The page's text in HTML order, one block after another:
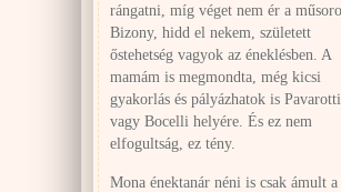
rángatni, míg véget nem ér a
Bizony, hidd el nekem, született
őstehetség vagyok az éneklésben. A
mamám is megmondta, még kicsi
gyakorlás és pályázhatok is Pavarotti
vagy Bocelli helyére. És ez nem
elfogultság, ez tény.
Mona énektanár néni is csak ámult a